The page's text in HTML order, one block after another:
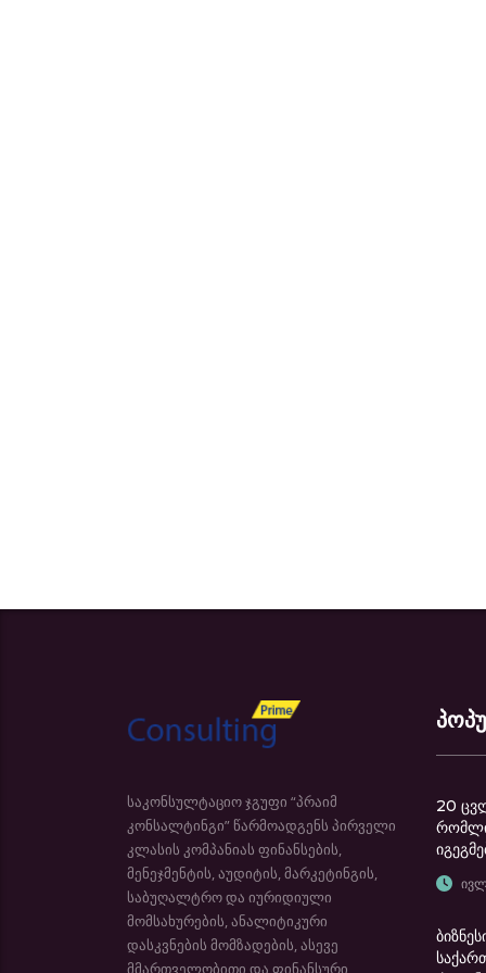
საკონსულტაციო ჯგუფი “პრაიმ
კონსალტინგი” წარმოადგენს პირველი
კლასის კომპანიას ფინანსების,
მენეჯმენტის, აუდიტის, მარკეტინგის,
საბუღალტრო და იურიდიული
მომსახურების, ანალიტიკური
დასკვნების მომზადების, ასევე
მმართველობითი და ფინანსური
20